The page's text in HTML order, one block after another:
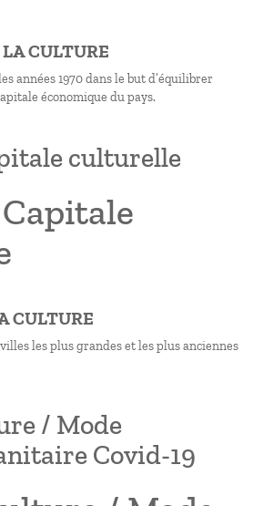
CULTURE
années 1970 dans le but d’équilibrer
économique du pays.
culturelle
CULTURE
les plus grandes et les plus anciennes
/ Mode
Covid-19